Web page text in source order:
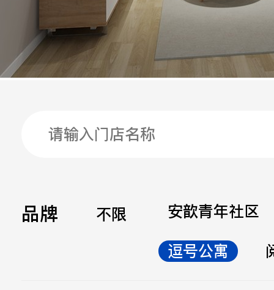
品牌 不限
安歆青年社区
逗号公寓
公司
邮箱
留言
立即提交